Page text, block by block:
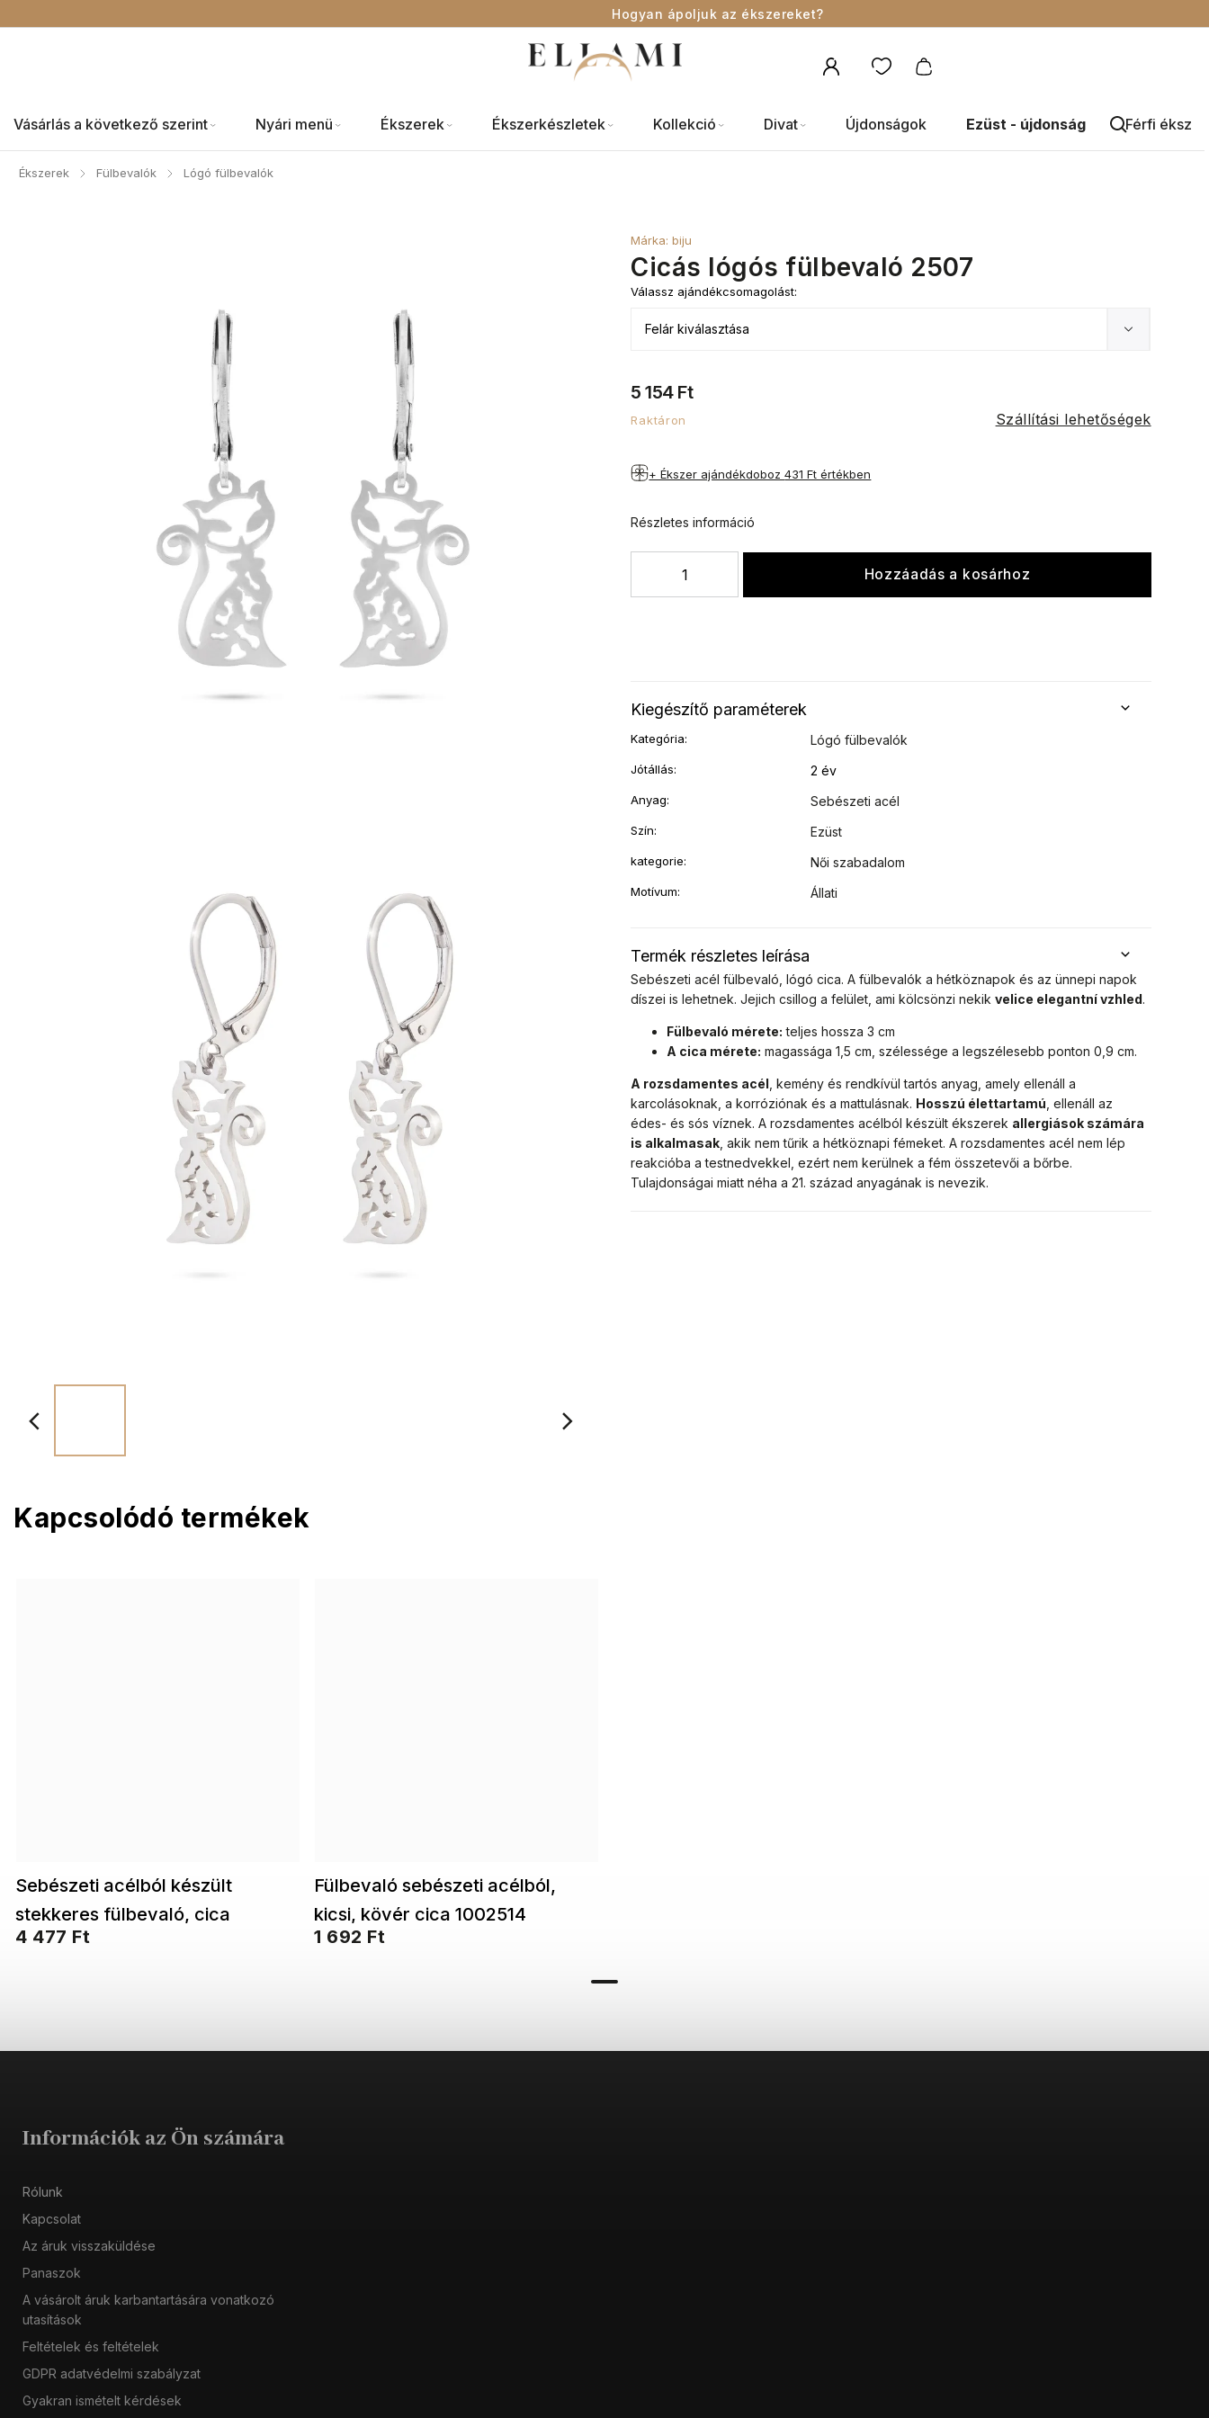
Hogyan ápoljuk az ékszereket?
Vásárlás a következő szerint Nyári menü Ékszerek Ékszerkészletek Kollekció Divat Újdonságok Ezüst - újdonság Férfi
Ékszerek / Fülbevalók / Lógó fülbevalók
Cicás lógós fülbevaló 2507
Márka:biju
5 154 Ft
Raktáron Szállítási lehetőségek
Válassz ajándékcsomagolást:
Hozzáadás a kosárhoz
+ Ékszer ajándékdoboz431 Ft értékben
Részletes információ
Termék részletes leírása
Sebészeti acél fülbevaló, lógó cica. A fülbevalók a hétköznapok és az ünnepi napok
díszei is lehetnek. Jejich csillog a felület, ami kölcsönzi nekik velice elegantní vzhled.
Fülbevaló mérete: teljes hossza 3 cm
A cica mérete: magassága 1,5 cm, szélessége a legszélesebb ponton 0,9 cm.
A rozsdamentes acél , kemény és rendkívül tartós anyag, amely ellenáll a
karcolásoknak, a korróziónak és a mattulásnak. Hosszú élettartamú , ellenáll az
édes- és sós víznek. A rozsdamentes acélból készült ékszerek allergiások számára
is alkalmasak , akik nem tűrik a hétköznapi fémeket. A rozsdamentes acél nem lép
reakcióba a testnedvekkel, ezért nem kerülnek a fém összetevői a bőrbe.
Tulajdonságai miatt néha a 21. század anyagának is nevezik.
Kiegészítő paraméterek
Kategória: Lógó fülbevalók
Jótállás: 2 év
Anyag: Sebészeti acél
Szín: Ezüst
kategorie: Női szabadalom
Motívum: Állati
Kapcsolódó termékek
Sebészeti acélból készült
stekkeres fülbevaló, cica
1002508
4 477 Ft
Fülbevaló sebészeti acélból,
kicsi, kövér cica 1002514
1 692 Ft
Információk az Ön számára
Rólunk
Kapcsolat
Az áruk visszaküldése
Panaszok
A vásárolt áruk karbantartására vonatkozó
utasítások
Feltételek és feltételek
GDPR adatvédelmi szabályzat
Gyakran ismételt kérdések